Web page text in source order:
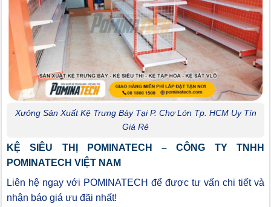
Xưởng Sản Xuất Kệ Trưng Bày Tại P. Chợ Lớn Tp. HCM Uy Tín
Giá Rẻ
KỆ SIÊU THỊ POMINATECH – CÔNG TY TNHH
POMINATECH VIỆT NAM
Liên hệ ngay với POMINATECH để được tư vấn chi tiết và
nhận báo giá ưu đãi nhất!